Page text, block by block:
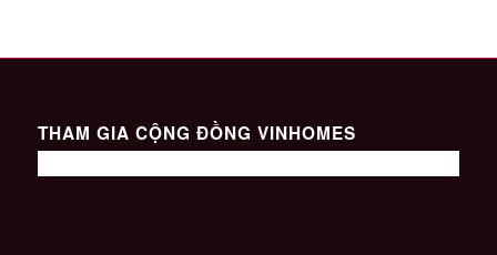
THAM GIA CỘNG ĐỒNG VINHOMES